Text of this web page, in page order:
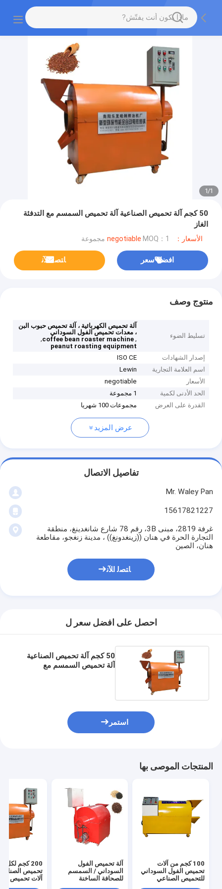
1
/
1
50 كجم آلة تحميص الصناعية آلة تحميص السمسم مع التدفئة
الغاز
الأسعار：negotiable MOQ：1 مجموعة
افضل سعر ﺎﺘﺼﻟ ﺍﻶﻧ
منتوج وصف
تسليط الضوء
آلة تحميص الكهربائية ، آلة تحميص حبوب البن
، معدات تحميص الفول السوداني
,
coffee bean roaster machine
,
peanut roasting equipment
إصدار الشهادات
ISO CE
اسم العلامة التجارية
Lewin
الأسعار
negotiable
الحد الأدنى لكمية
1 مجموعة
القدرة على العرض
مجموعات 100 شهريا
عرض المزيد
تفاصيل الاتصال
Mr. Waley Pan
15617821227
غرفة 2819، مبنى 3B، رقم 78 شارع شانغدينغ، منطقة
التجارة الحرة في هنان ((زينغدونغ)) ، مدينة زنغجو، مقاطعة
هنان، الصين
ﺎﺘﺼﻟ ﺍﻶﻧ
احصل على افضل سعر ل
50 كجم آلة تحميص الصناعية
آلة تحميص السمسم مع
استمر
المنتجات الموصى بها
100 كجم من آلات
تحميص الفول السوداني
للتحميص الصناعي
آلة تحميص الفول
السوداني / السمسم
للصحافة الساخنة
200 كجم لكل
تحميص
آلات تحميص